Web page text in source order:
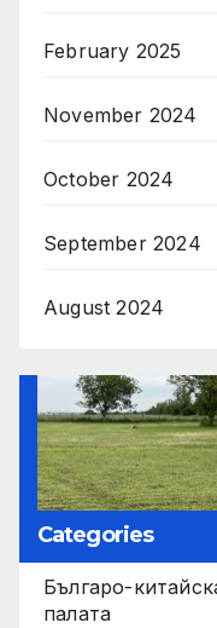
February 2025
November 2024
October 2024
September 2024
August 2024
Categories
Българо-
палата